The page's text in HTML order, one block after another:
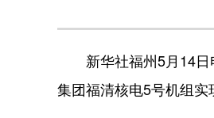
新华社福州5月14日
集团福清核电5号机组实